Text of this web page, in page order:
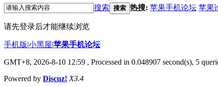
搜索 搜索 热搜: 苹果手机论坛 苹果
请先登录后才能继续浏览
手机版|小黑屋|苹果手机论坛
GMT+8, 2026-8-10 12:59 , Processed in 0.048907 second(s), 5
Powered by Discuz! X3.4